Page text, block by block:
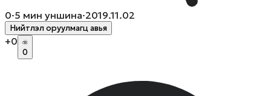
0·5 мин уншина·2019.11.02
Нийтлэл оруулмагц авья
+0
0